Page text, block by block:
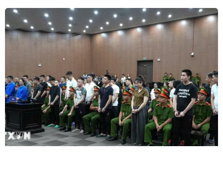
Giấy phép số: 1374/GP-BTTTT do Bộ Thông tin và Truyền thông
cấp ngày 11/9/2008.
Quảng cáo: Phó TBT Nguyễn Thị Tám: 093.5958688, Email:
Điện thoại: (024) 39411349 - (024) 39411348, Fax: (024)
39411348
Email:vietnamplus2008@gmail.com
© Bản quyền thuộc về VietnamPlus, TTXVN. Cấm sao chép dưới
mọi hình thức nếu không có sự chấp thuận bằng văn bản.